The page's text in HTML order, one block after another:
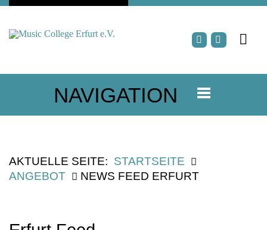
NAVIGATION
AKTUELLE SEITE: STARTSEITE
ANGEBOT
NEWS FEED ERFURT